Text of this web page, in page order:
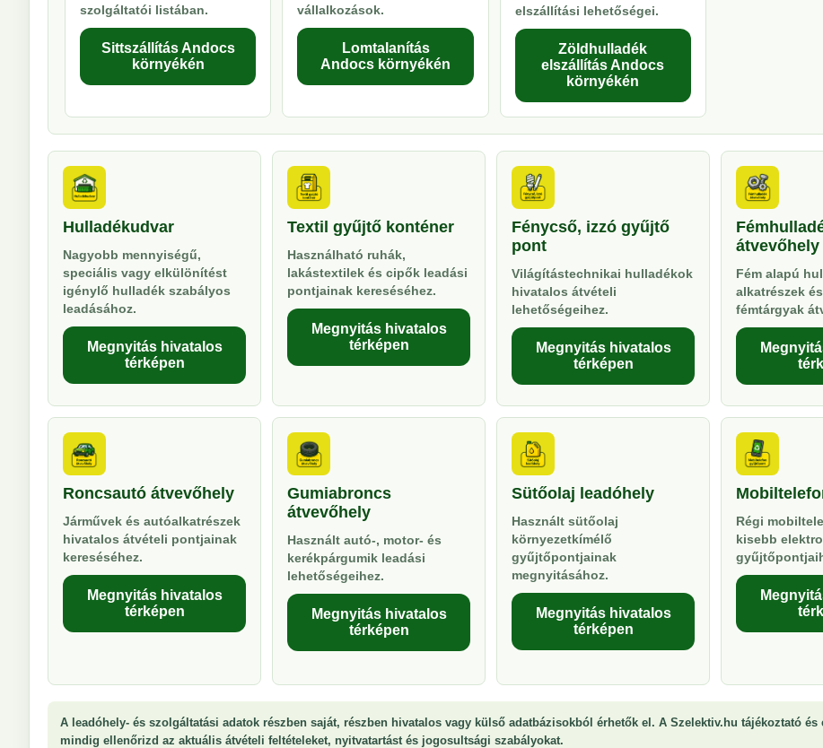
szolgáltatói listában.
Sittszállítás Andocs
környékén
vállalkozások.
Lomtalanítás
Andocs környékén
elszállítási lehetőségei.
Zöldhulladék
elszállítás Andocs
környékén
Hulladékudvar
Nagyobb mennyiségű,
speciális vagy elkülönítést
igénylő hulladék szabályos
leadásához.
Megnyitás hivatalos
térképen
Textil gyűjtő konténer
Használható ruhák,
lakástextilek és cipők leadási
pontjainak kereséséhez.
Megnyitás hivatalos
térképen
Fénycső, izzó gyűjtő
pont
Világítástechnikai hulladékok
hivatalos átvételi
lehetőségeihez.
Megnyitás hivatalos
térképen
átvevőhely
Fém alapú
alkatrészek
fémtárgyak
Roncsautó átvevőhely
Járművek és autóalkatrészek
hivatalos átvételi pontjainak
kereséséhez.
Megnyitás hivatalos
térképen
Gumiabroncs
átvevőhely
Használt autó-, motor- és
kerékpárgumik leadási
lehetőségeihez.
Megnyitás hivatalos
térképen
Sütőolaj leadóhely
Használt sütőolaj
környezetkímélő
gyűjtőpontjainak
megnyitásához.
Megnyitás hivatalos
térképen
Régi
kisebb
A leadóhely- és szolgáltatási adatok részben saját, részben hivatalos vagy külső adatbázisokból érhetők el. A Szelektiv.hu tájékoztató
mindig ellenőrizd az aktuális átvételi feltételeket, nyitvatartást és jogosultsági szabályokat.